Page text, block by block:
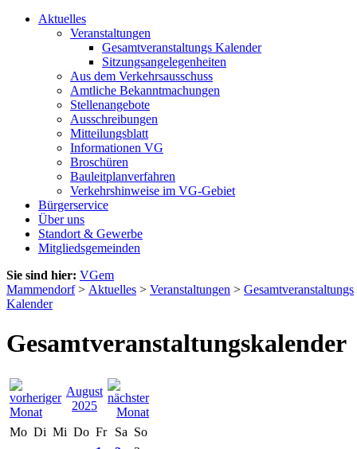
Aktuelles
Veranstaltungen
Gesamtveranstaltungs Kalender
Sitzungsangelegenheiten
Aus dem Verkehrsausschuss
Amtliche Bekanntmachungen
Stellenangebote
Ausschreibungen
Mitteilungsblatt
Informationen VG
Broschüren
Bauleitplanverfahren
Verkehrshinweise im VG-Gebiet
Bürgerservice
Über uns
Standort & Gewerbe
Mitgliedsgemeinden
Sie sind hier: VGem
Mammendorf> Aktuelles > Veranstaltungen > Gesamtveranstaltungs
Kalender
Gesamtveranstaltungskalender
August
2025
Mo Di Mi Do Fr Sa So